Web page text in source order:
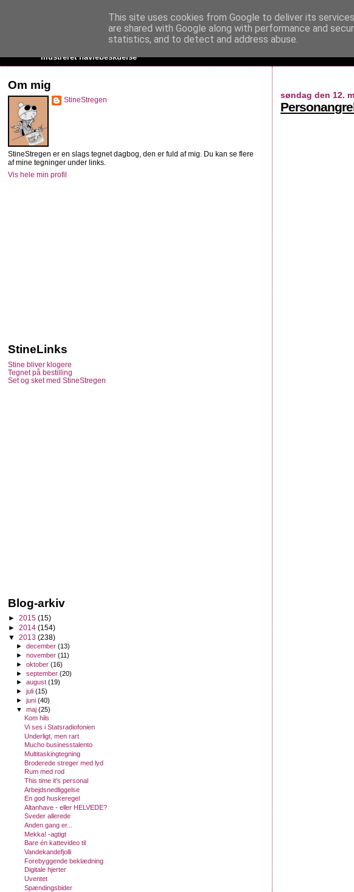
StineStregen
Illustreret navlebeskuelse
søndag den 12.
Om mig
StineStregen
StineStregen er en slags tegnet dagbog, den er fuld af mig. Du kan se flere
af mine tegninger under links.
Vis hele min profil
StineLinks
Stine bliver klogere
Tegnet på bestilling
Set og sket med StineStregen
Blog-arkiv
► 2015 (15)
► 2014 (154)
▼ 2013 (238)
►december(13)
►november(11)
►oktober(16)
►september(20)
►august(19)
►juli(15)
►juni(40)
▼maj(25)
Kom hils
Vi ses i Statsradiofonien
Underligt, men rart
Mucho businesstalento
Multitaskingtegning
Broderede streger med lyd
Rum med rod
This time it's personal
Arbejdsnedliggelse
En god huskeregel
Altanhave - eller HELVEDE?
Sveder allerede
Anden gang er...
Mekka! -agtigt
Bare én kattevideo til
Vandekandefjolli
Forebyggende beklædning
Digitale hjerter
Uventet
Spændingsbider
This site uses cookies from Google to deliver its
are shared with Google along with performance and
statistics, and to detect and address abuse.